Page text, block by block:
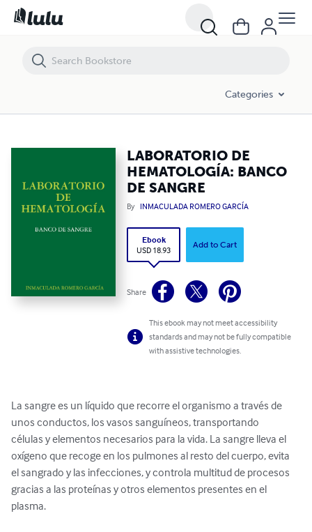
Categories
LABORATORIO DE
HEMATOLOGÍA: BANCO
DE SANGRE
By INMACULADA ROMERO GARCÍA
Ebook
USD 18.93
Add to Cart
Share
This ebook may not meet accessibility
standards and may not be fully compatible
with assistive technologies.
La sangre es un líquido que recorre el organismo a través de
unos conductos, los vasos sanguíneos, transportando
células y elementos necesarios para la vida. La sangre lleva el
oxígeno que recoge en los pulmones al resto del cuerpo, evita
el sangrado y las infecciones, y controla multitud de procesos
gracias a las proteínas y otros elementos presentes en el
plasma.
LABORATORIO DE HEMATOLOGÍA: BANCO DE SANGRE